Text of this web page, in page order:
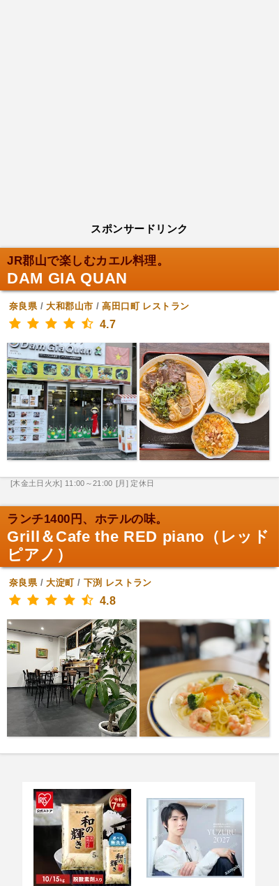
スポンサードリンク
JR郡山で楽しむカエル料理。
DAM GIA QUAN
奈良県/大和郡山市 /高田口町 レストラン
4.7
[木金土日火水] 11:00～21:00 [月] 定休日
ランチ1400円、ホテルの味。
Grill＆Cafe the RED piano（レッド
ピアノ）
奈良県/大淀町/ 下渕 レストラン
4.8